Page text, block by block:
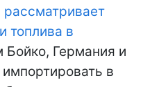
рассматривает
топлива в
Бойко, Германия и
в